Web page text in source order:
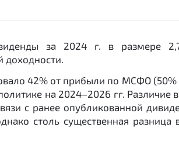
за 2024 г. в размере
доходности.
42% от прибыли по МСФО
на 2024–2026 гг.
с ранее опубликованной
столь существенная